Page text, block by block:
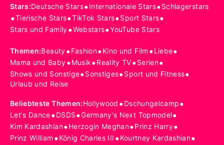
Stars:Deutsche Stars•Internationale Stars•Schlagerstars
•Tierische Stars•TikTok Stars•Sport Stars•
Stars und Family•Webstars•YouTube Stars
Themen:Beauty•Fashion•Kino und Film •Liebe•
Mama und Baby•Musik•Reality TV•Serien•
Shows und Sonstige•Sonstiges•Sport und Fitness•
Urlaub und Reise
Beliebteste Themen:Hollywood •Dschungelcamp•
Let's Dance•DSDS•Germany's Next Topmodel•
Kim Kardashian•Herzogin Meghan•Prinz Harry•
Prinz William •König Charles III •Kourtney Kardashian•